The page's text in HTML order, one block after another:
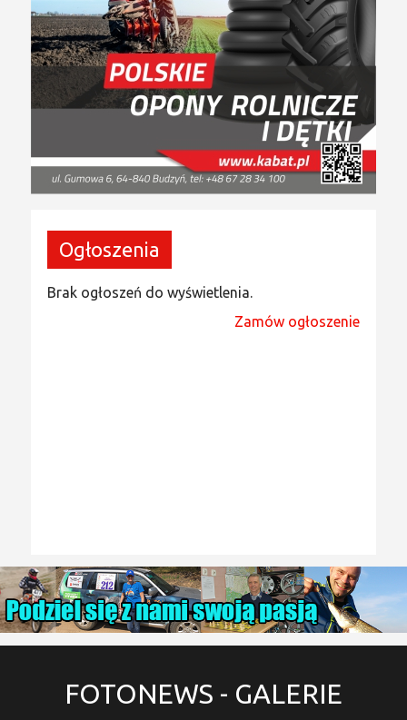
Ogłoszenia
Brak ogłoszeń do wyświetlenia.
Zamów ogłoszenie
FOTONEWS - GALERIE